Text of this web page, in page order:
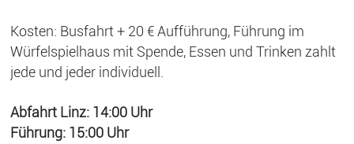
Kosten: Busfahrt + 20 € Aufführung, Führung im
Würfelspielhaus mit Spende, Essen und Trinken zahlt
jede und jeder individuell.
Abfahrt Linz: 14:00 Uhr
Führung: 15:00 Uhr